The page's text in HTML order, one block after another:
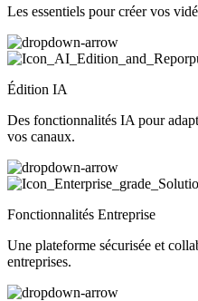
Les essentiels pour créer vos
Édition IA
Des fonctionnalités IA pour
vos canaux.
Fonctionnalités Entreprise
Une plateforme sécurisée et
entreprises.